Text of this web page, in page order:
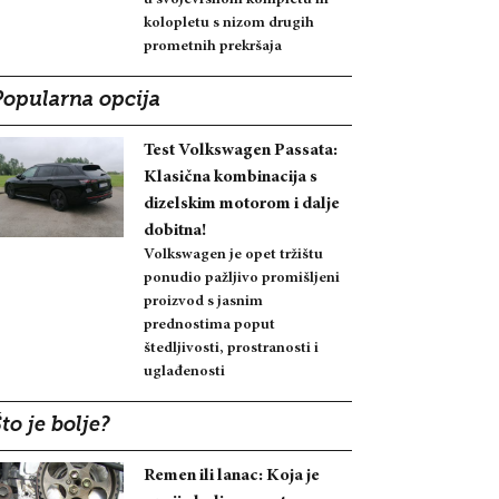
kolopletu s nizom drugih
prometnih prekršaja
opcija
Test Volkswagen Passata:
Klasična kombinacija s
dizelskim motorom i dalje
dobitna!
Volkswagen je opet tržištu
ponudio pažljivo promišljeni
proizvod s jasnim
prednostima poput
štedljivosti, prostranosti i
uglađenosti
je bolje?
Remen ili lanac: Koja je